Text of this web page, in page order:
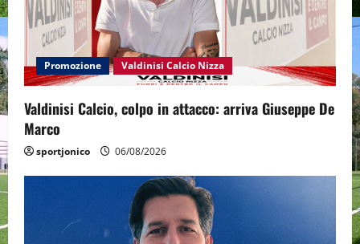
Promozione Valdinisi Calcio Nizza
Valdinisi Calcio, colpo in attacco: arriva Giuseppe De
Marco
sportjonico 06/08/2026